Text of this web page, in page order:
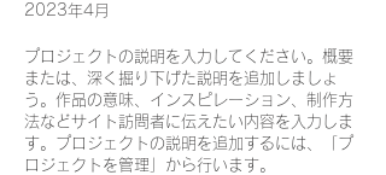
2023年4月
プロジェクトの説明を入力してください。概要
または、深く掘り下げた説明を追加しましょ
う。作品の意味、インスピレーション、制作方
法などサイト訪問者に伝えたい内容を入力しま
す。プロジェクトの説明を追加するには、「プ
ロジェクトを管理」から行います。